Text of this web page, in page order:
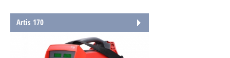
Artis 170